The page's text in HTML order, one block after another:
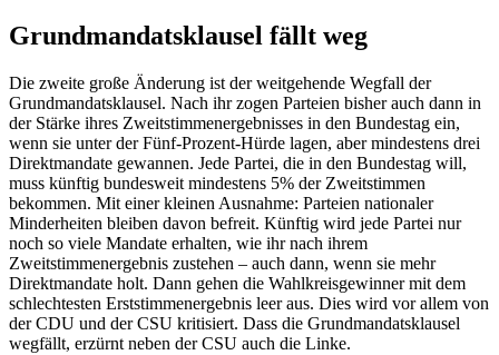
Grundmandatsklausel fällt weg
Die zweite große Änderung ist der weitgehende Wegfall der
Grundmandatsklausel. Nach ihr zogen Parteien bisher auch dann in
der Stärke ihres Zweitstimmenergebnisses in den Bundestag ein,
wenn sie unter der Fünf-Prozent-Hürde lagen, aber mindestens drei
Direktmandate gewannen. Jede Partei, die in den Bundestag will,
muss künftig bundesweit mindestens 5% der Zweitstimmen
bekommen. Mit einer kleinen Ausnahme: Parteien nationaler
Minderheiten bleiben davon befreit. Künftig wird jede Partei nur
noch so viele Mandate erhalten, wie ihr nach ihrem
Zweitstimmenergebnis zustehen – auch dann, wenn sie mehr
Direktmandate holt. Dann gehen die Wahlkreisgewinner mit dem
schlechtesten Erststimmenergebnis leer aus. Dies wird vor allem von
der CDU und der CSU kritisiert. Dass die Grundmandatsklausel
wegfällt, erzürnt neben der CSU auch die Linke.